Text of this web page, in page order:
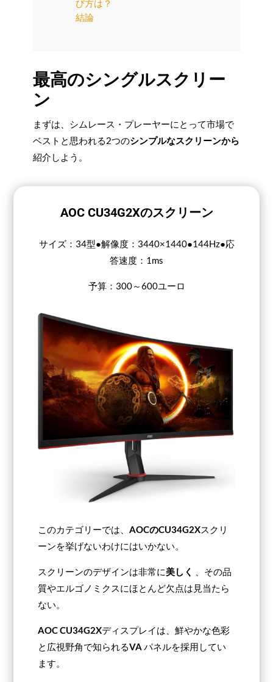
び方は？
結論
最高のシングルスクリー
ン
まずは、シムレース・プレーヤーにとって市場で
ベストと思われる2つのシンプルなスクリーンから
紹介しよう。
AOC CU34G2Xのスクリーン
サイズ：34型●解像度：3440×1440●144Hz●応
答速度：1ms
予算：300～600ユーロ
このカテゴリーでは、AOCのCU34G2Xスクリ
ーンを挙げないわけにはいかない。
スクリーンのデザインは非常に美しく
、その品
質やエルゴノミクスにほとんど欠点は見当たら
ない。
AOC CU34G2Xディスプレイは、鮮やかな色彩
と広視野角で知られるVAパネルを採用してい
ます。